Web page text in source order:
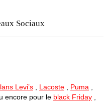
Sociaux
Levi’s Lacoste Puma
encore pour le black Friday